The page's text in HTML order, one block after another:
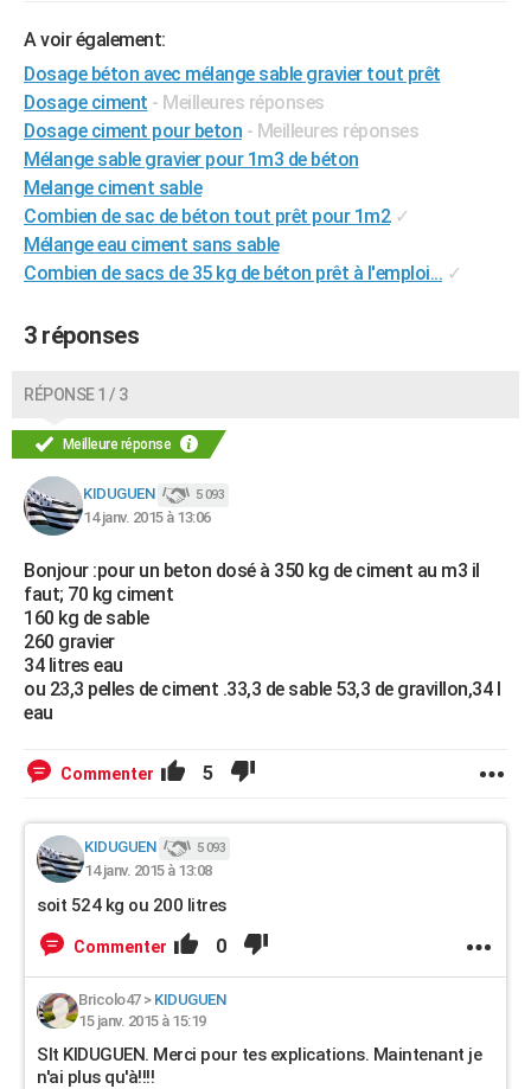
BONS PLANS
CARTE DE VOEUX
Carte de Noël
Carte Bonne année
Carte Saint-Valentin
Carte Pâques
Carte d'anniversaire
DICTIONNAIRE
Dictionnaire
Biographies
Citations
Expressions
Proverbes
PROGRAMME TV
S'inscrire
Se connecter
Lycées
Collèges
Primaires
Universités
Entreprises
Service militaire
Avis de recherche
AVIS DE DÉCÈS
FORUM
Bricolage
Lifestyle
Culture
Sport
Auto
Television
Voyage
Cinema
A voir également:
Dosage béton avec mélange sable gravier tout prêt
Dosage ciment - Meilleures réponses
Dosage ciment pour beton - Meilleures réponses
Mélange sable gravier pour 1m3 de béton
Melange ciment sable
Combien de sac de béton tout prêt pour 1m2 ✓
Mélange eau ciment sans sable
Combien de sacs de 35 kg de béton prêt à l'emploi... ✓
3 réponses
RÉPONSE 1 / 3
Meilleure réponse
KIDUGUEN 5 093
14 janv. 2015 à 13:06
Bonjour :pour un beton dosé à 350 kg de ciment au m3 il
faut; 70 kg ciment
160 kg de sable
260 gravier
34 litres eau
ou 23,3 pelles de ciment .33,3 de sable 53,3 de gravillon,34 l
eau
Commenter 5
KIDUGUEN 5 093
14 janv. 2015 à 13:08
soit 524 kg ou 200 litres
Commenter 0
Bricolo47> KIDUGUEN
15 janv. 2015 à 15:19
Slt KIDUGUEN. Merci pour tes explications. Maintenant je
n'ai plus qu'à!!!!